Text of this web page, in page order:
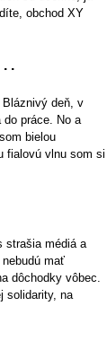
obchod XY
.
deň, v
do práce. No a
bielou
fialovú vlnu som si
strašia médiá a
mať
dôchodky vôbec.
solidarity, na